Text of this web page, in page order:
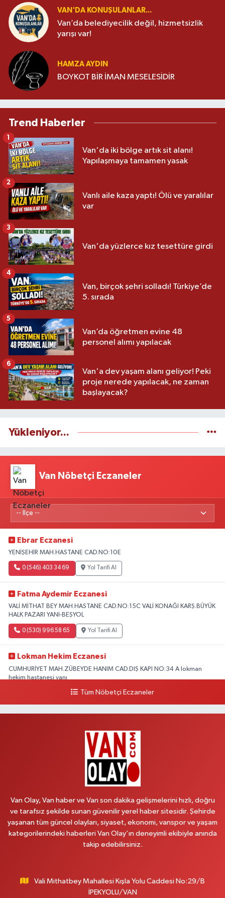
VAN'DA KONUŞULANLAR...
Van’da belediyecilik değil, hizmetsizlik
yarışı var!
HAMZA AYDIN
BOYKOT BİR İMAN MESELESİDİR
Trend Haberler
Van'da iki bölge artık sit alanı!
Yapılaşmaya tamamen yasak
1
Vanlı aile kaza yaptı! Ölü ve yaralılar
var
2
Van'da yüzlerce kız tesettüre girdi
3
Van, birçok şehri solladı! Türkiye’de
5. sırada
4
Van’da öğretmen evine 48
personel alımı yapılacak
5
Van'a dev yaşam alanı geliyor! Peki
proje nerede yapılacak, ne zaman
başlayacak?
6
Yükleniyor...
Van Nöbetçi Eczaneler
Ebrar Eczanesi
YENİŞEHİR MAH.HASTANE CAD.NO:10E
0 (546) 403 34 69 Yol Tarifi Al
Fatma Aydemir Eczanesi
VALİ MİTHAT BEY MAH.HASTANE CAD.NO:15C VALİ KONAĞI KARŞ.BÜYÜK
HALK PAZARI YANI-BEŞYOL
0 (530) 996 58 65 Yol Tarifi Al
Lokman Hekim Eczanesi
CUMHURİYET MAH.ZÜBEYDE HANIM CAD.DIŞ KAPI NO:34 A lokman
hekim hastanesi yanı
Yol Tarifi Al
Vanyolu Caddesi Yeni Diş Hastanesi Yanı NO:102F
Yol Tarifi Al
CUMHURİYET MAH.KONAK SK.NO:6
0 (530) 442 24 65 Yol Tarifi Al
Yiğit Eczanesi
HATUNİYE MAHALLESİ ASMİN SOKAK NO:3 A ÖZEL AKDAMAR
Tüm Nöbetçi Eczaneler
Van Olay, Van haber ve Van son dakika gelişmelerini hızlı, doğru
ve tarafsız şekilde sunan güvenilir yerel haber sitesidir. Şehirde
yaşanan tüm güncel olayları, siyaset, ekonomi, vanspor ve yaşam
kategorilerindeki haberleri Van Olay’ın deneyimli ekibiyle anında
takip edebilirsiniz.
Vali Mithatbey Mahallesi Kışla Yolu Caddesi No:29/B
İPEKYOLU/VAN